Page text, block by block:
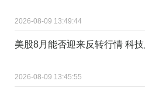
2026-08-09 13:49:44
美股8月能否迎来反转行情 科
2026-08-09 13:45:55